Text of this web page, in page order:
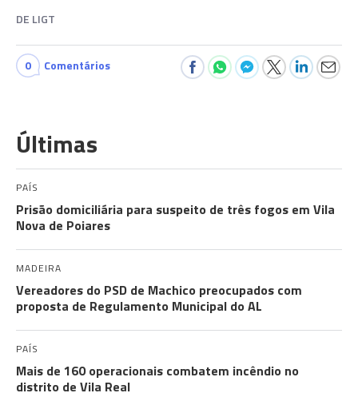
DE LIGT
0 Comentários
Últimas
PAÍS
Prisão domiciliária para suspeito de três fogos em Vila
Nova de Poiares
MADEIRA
Vereadores do PSD de Machico preocupados com
proposta de Regulamento Municipal do AL
PAÍS
Mais de 160 operacionais combatem incêndio no
distrito de Vila Real